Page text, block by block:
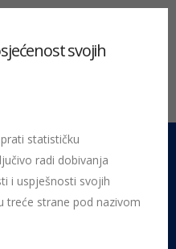
svojih
statističku
radi dobivanja
i uspješnosti svojih
treće strane pod nazivom